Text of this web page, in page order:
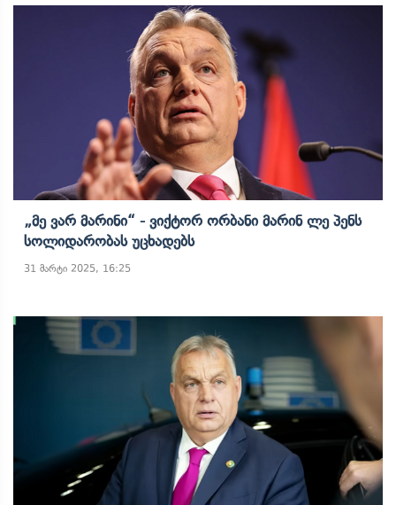
„მე Ვარ Მარინი“ - Ვიქტორ Ორბანი Მარინ Ლე Პენს
Სოლიდარობას Უცხადებს
31 მარტი 2025, 16:25